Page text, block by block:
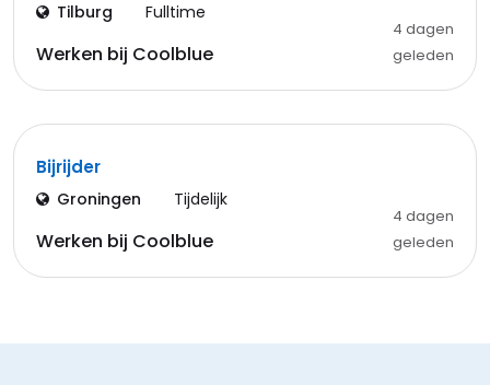
Tilburg Fulltime
Werken bij Coolblue
4 dagen
geleden
Bijrijder
Groningen Tijdelijk
Werken bij Coolblue
4 dagen
geleden